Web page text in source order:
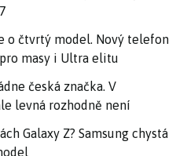
o čtvrtý model. Nový telefon
masy i Ultra elitu
česká značka. V
levná rozhodně není
Galaxy Z? Samsung chystá